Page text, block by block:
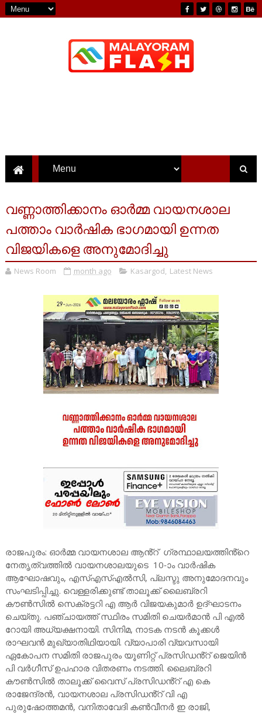
വണ്ണാത്തിക്കാനം ഓർമ്മ വായനശാല
പത്താം വാർഷിക ഭാഗമായി ഉന്നത
വിജയികളെ അനുമോദിച്ചു
News Room month ago Kasargod, Latest News
രാജപുരം: ഓർമ്മ വായനശാല ആൻ്റ് ഗ്രന്ഥാലയത്തിൻ്റെ
നേതൃത്വത്തിൽ വായനശാലയുടെ 10-ാം വാർഷിക
ആഘോഷവും, എസ്എസ്എൽസി, പ്ലസ്ടു അനുമോദനവും
സംഘടിപ്പിച്ചു. വെള്ളരിക്കുണ്ട് താലൂക്ക് ലൈബ്രറി
കൗൺസിൽ സെക്രട്ടറി എ ആർ വിജയകുമാർ ഉദ്ഘാടനം
ചെയ്തു. പഞ്ചായത്ത് സ്ഥിരം സമിതി ചെയർമാൻ പി എൽ
റോയി അധ്യക്ഷനായി. സിനിമ, നാടക നടൻ കൂക്കൾ
രാഘവൻ മുഖ്യാതിഥിയായി. വ്യാപാരി വ്യവസായി
ഏകോപന സമിതി രാജപുരം യൂണിറ്റ് പ്രസിഡൻ്റ് ജെയിൻ
പി വർഗീസ് ഉപഹാര വിതരണം നടത്തി. ലൈബ്രറി
കൗൺസിൽ താലൂക്ക് വൈസ് പ്രസിഡൻ്റ് എ കെ
രാജേന്ദ്രൻ, വായനശാല പ്രസിഡൻ്റ് വി എ
പുരുഷോത്തമൻ, വനിതാവേദി കൺവീനർ ഇ രാജി,